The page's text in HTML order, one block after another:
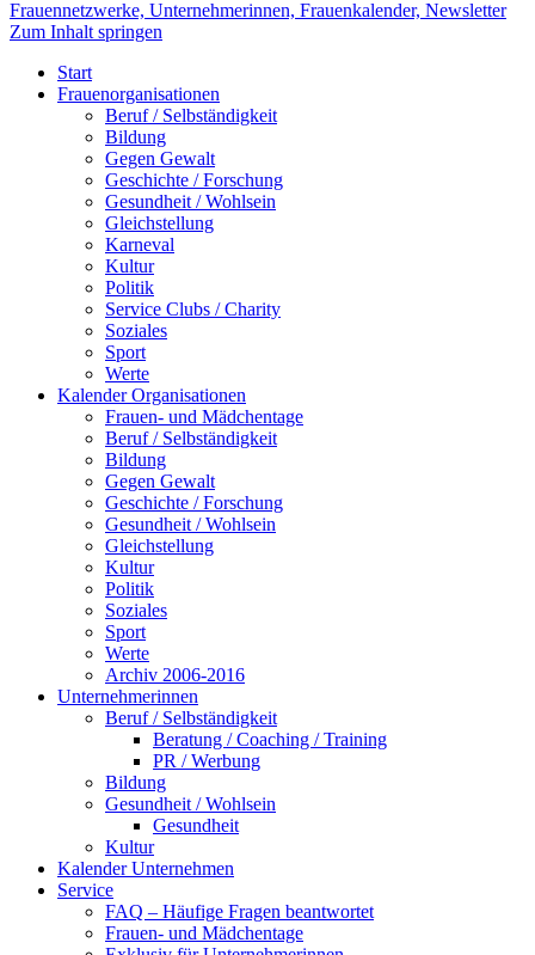
Kölner Frauenportal
Veranstaltungen für Kölnerinnen,
Frauennetzwerke, Unternehmerinnen,
Frauenkalender, Newsletter
Zum Inhalt springen
Start
Frauenorganisationen
Beruf / Selbständigkeit
Bildung
Gegen Gewalt
Geschichte / Forschung
Gesundheit / Wohlsein
Gleichstellung
Karneval
Kultur
Politik
Service Clubs / Charity
Soziales
Sport
Werte
Kalender Organisationen
Frauen- und Mädchentage
Beruf / Selbständigkeit
Bildung
Gegen Gewalt
Geschichte / Forschung
Gesundheit / Wohlsein
Gleichstellung
Kultur
Politik
Soziales
Sport
Werte
Archiv 2006-2016
Unternehmerinnen
Beruf / Selbständigkeit
Beratung / Coaching / Training
PR / Werbung
Bildung
Gesundheit / Wohlsein
Gesundheit
Kultur
Kalender Unternehmen
Service
FAQ – Häufige Fragen beantwortet
Frauen- und Mädchentage